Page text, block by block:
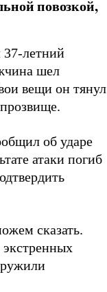
повозкой,
37-летний
шел
вещи он тянул
об ударе
атаки погиб
сказать.
экстренных